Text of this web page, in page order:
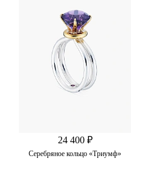
24 400 ₽
Серебряное кольцо «Триумф»